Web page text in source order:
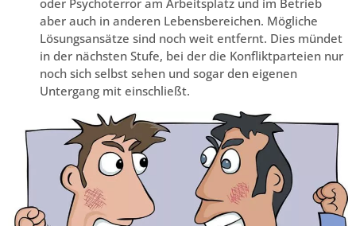
oder Psychoterror am Arbeitsplatz und im Betrieb
aber auch in anderen Lebensbereichen. Mögliche
Lösungsansätze sind noch weit entfernt. Dies mündet
in der nächsten Stufe, bei der die Konfliktparteien nur
noch sich selbst sehen und sogar den eigenen
Untergang mit einschließt.